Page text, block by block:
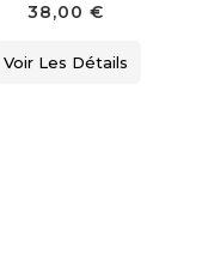
38,00 €
Voir Les Détails